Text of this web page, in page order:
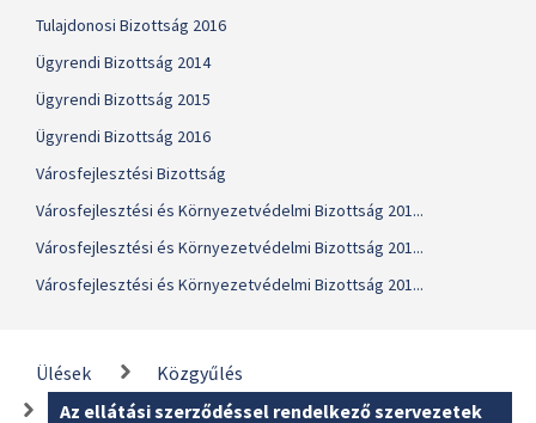
Tulajdonosi Bizottság 2016
Ügyrendi Bizottság 2014
Ügyrendi Bizottság 2015
Ügyrendi Bizottság 2016
Városfejlesztési Bizottság
Városfejlesztési és Környezetvédelmi Bizottság 201...
Városfejlesztési és Környezetvédelmi Bizottság 201...
Városfejlesztési és Környezetvédelmi Bizottság 201...
Ülések
Közgyűlés
Az ellátási szerződéssel rendelkező szervezetek